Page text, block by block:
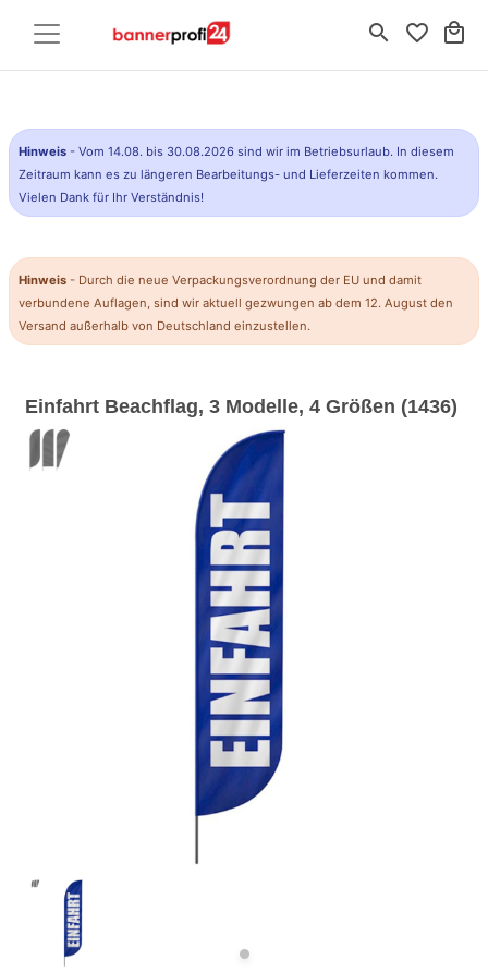
search favorite_border local_mall
Hinweis - Vom 14.08. bis 30.08.2026 sind wir im Betriebsurlaub. In diesem
Zeitraum kann es zu längeren Bearbeitungs- und Lieferzeiten kommen.
Vielen Dank für Ihr Verständnis!
Hinweis - Durch die neue Verpackungsverordnung der EU und damit
verbundene Auflagen, sind wir aktuell gezwungen ab dem 12. August den
Versand außerhalb von Deutschland einzustellen.
Einfahrt Beachflag, 3 Modelle, 4 Größen (1436)